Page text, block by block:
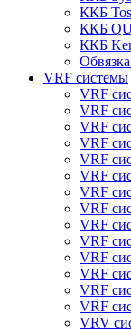
ККБ
ККБ
ККБ
VRF системы
VRF
VRF
VRF
VRF
VRF
VRF
VRF
VRF
VRF
VRF
VRF
VRF
VRF
VRF
VRV